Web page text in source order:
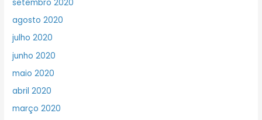
setembro 2020
agosto 2020
julho 2020
junho 2020
maio 2020
abril 2020
março 2020